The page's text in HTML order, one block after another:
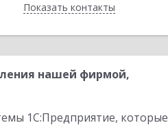
Показать контакты
Назад
нашей фирмой,
1С:Предприятие, которые